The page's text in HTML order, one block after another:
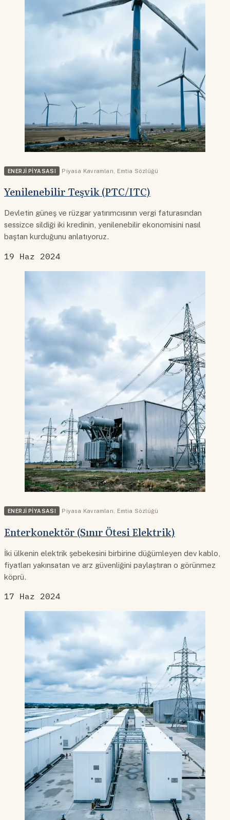
ENERJI PIYASASI Piyasa Kavramları Emtia Sözlüğü
Yenilenebilir Teşvik (PTC/ITC)
Devletin güneş ve rüzgar yatırımcısının vergi faturasından
sessizce sildiği iki kredinin, yenilenebilir ekonomisini nasıl
baştan kurduğunu anlatıyoruz.
19 Haz 2024
ENERJI PIYASASI Piyasa Kavramları Emtia Sözlüğü
Enterkonektör (Sınır Ötesi Elektrik)
İki ülkenin elektrik şebekesini birbirine düğümleyen dev kablo,
fiyatları yakınsatan ve arz güvenliğini paylaştıran o görünmez
köprü.
17 Haz 2024